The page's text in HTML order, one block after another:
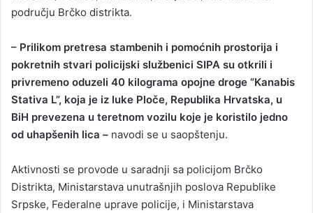
području Brčko distrikta.
– Prilikom pretresa stambenih i pomoćnih prostorija i
pokretnih stvari policijski službenici SIPA su otkrili i
privremeno oduzeli 40 kilograma opojne droge “Kanabis
Stativa L”, koja je iz luke Ploče, Republika Hrvatska, u
BiH prevezena u teretnom vozilu koje je koristilo jedno
od uhapšenih lica – navodi se u saopštenju.
Aktivnosti se provode u saradnji sa policijom Brčko
Distrikta, Ministarstava unutrašnjih poslova Republike
Srpske, Federalne uprave policije, i Ministarstava